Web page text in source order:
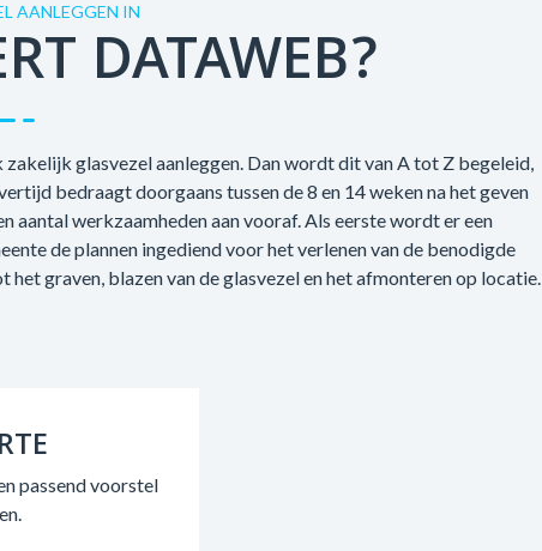
AANLEGGEN IN
DATAWEB?
glasvezel aanleggen. Dan wordt dit van A tot Z begeleid,
bedraagt doorgaans tussen de 8 en 14 weken na het geven
aantal werkzaamheden aan vooraf. Als eerste wordt er een
de plannen ingediend voor het verlenen van de benodigde
graven, blazen van de glasvezel en het afmonteren op locatie.
passend voorstel